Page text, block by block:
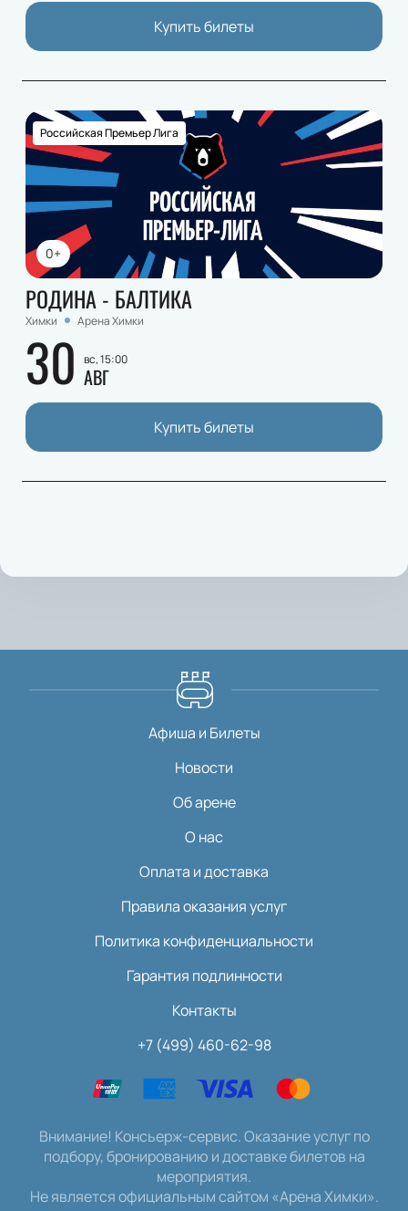
Купить билеты
0+
Российская Премьер Лига
РОДИНА - БАЛТИКА
Химки Арена Химки
30 вс, 15:00
АВГ
Купить билеты
Афиша и Билеты
Новости
Об арене
О нас
Оплата и доставка
Правила оказания услуг
Политика конфиденциальности
Гарантия подлинности
Контакты
+7 (499) 460-62-98
Внимание! Консьерж-сервис. Оказание услуг по
подбору, бронированию и доставке билетов на
мероприятия.
Не является официальным сайтом «Арена Химки».